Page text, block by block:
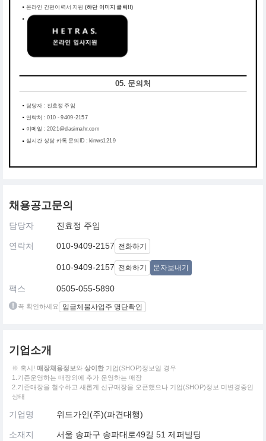
온라인 간편이력서 지원 (하단 이미지 클릭!!)
05. 문의처
담당자 : 진효정 주임
연락처 : 010 - 9409-2157
이메일 : 2021@dasimahr.com
실시간 상담 카톡 문의ID : kinws1219
채용공고문의
담당자 진효정 주임
연락처 010-9409-2157 전화하기
010-9409-2157 전화하기 문자보내기
팩스 0505-055-5890
꼭 확인하세요 임금체불사업주 명단확인
기업소개
※ 혹시! 매장채용정보와 상이한 기업(SHOP)정보일 경우
1.기존운영하는 매장외에 추가 운영하는 매장
2.기존매장을 철수하고 새롭게 신규매장을 오픈했으나 기업(SHOP)정보 미변경중인
상태
기업명 위드가인(주)(파견대행)
소재지 서울 송파구 송파대로49길 51 제퍼빌딩